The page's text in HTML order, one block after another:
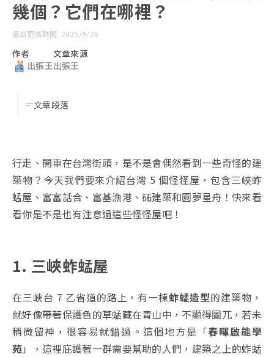
幾個？它們在哪裡？
最新更新時間: 2025/9/26
作者
出張王
文章來源
出張王
文章段落
行走、開車在台灣街頭，是不是會偶然看到一些奇怪的建
築物？今天我們要來介紹台灣 5 個怪怪屋，包含三峽蚱
蜢屋、富富話合、富基漁港、砳建築和圓夢星舟！快來看
看你是不是也有注意過這些怪怪屋吧！
1. 三峽蚱蜢屋
在三峽台 7 乙省道的路上，有一棟蚱蜢造型的建築物，
就好像帶著保護色的草蜢藏在青山中，不顯得圖兀，若未
稍微留神，很容易就錯過。這個地方是「春暉啟能學
苑」，這裡庇護著一群需要幫助的人們，建築之上的蚱蜢